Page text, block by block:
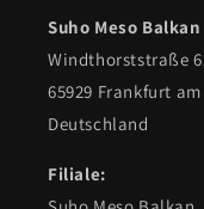
Suho Meso
Windthorststraße
65929 Frankfurt
Deutschland
Filiale: